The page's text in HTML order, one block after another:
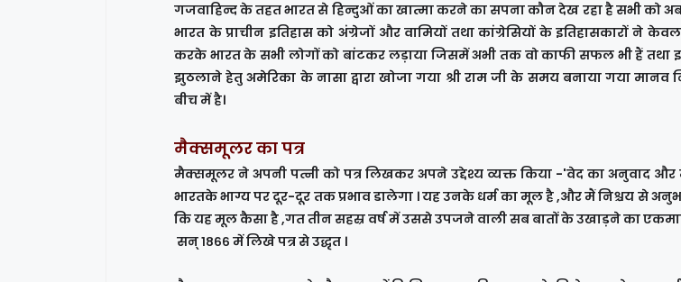
गजवाहिन्द के तहत भारत से हिन्दुओं का खात्मा करने का सपना कौन देख रहा है सभी को
भारत के प्राचीन इतिहास को अंग्रेजों और वामियों तथा कांग्रेसियों के इतिहासकारों ने
करके भारत के सभी लोगों को बांटकर लड़ाया जिसमें अभी तक वो काफी सफल भी हैं तथा
झुठलाने हेतु अमेरिका के नासा द्वारा खोजा गया श्री राम जी के समय बनाया गया मानव
बीच में है।
मैक्समूलर का पत्र
मैक्समूलर ने अपनी पत्नी को पत्र लिखकर अपने उद्देश्य व्यक्त किया -'वेद का अनुवाद
भारतके भाग्य पर दूर-दूर तक प्रभाव डालेगा । यह उनके धर्म का मूल है ,और मैं निश्चय से
कि यह मूल कैसा है ,गत तीन सहस्र वर्ष में उससे उपजने वाली सब बातों के उखाड़ने का
सन् १८६६ में लिखे पत्र से उद्धृत ।